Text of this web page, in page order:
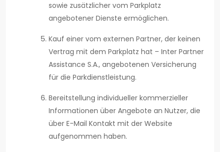
sowie zusätzlicher vom Parkplatz
angebotener Dienste ermöglichen.
Kauf einer vom externen Partner, der keinen
Vertrag mit dem Parkplatz hat – Inter Partner
Assistance S.A., angebotenen Versicherung
für die Parkdienstleistung.
Bereitstellung individueller kommerzieller
Informationen über Angebote an Nutzer, die
über E-Mail Kontakt mit der Website
aufgenommen haben.